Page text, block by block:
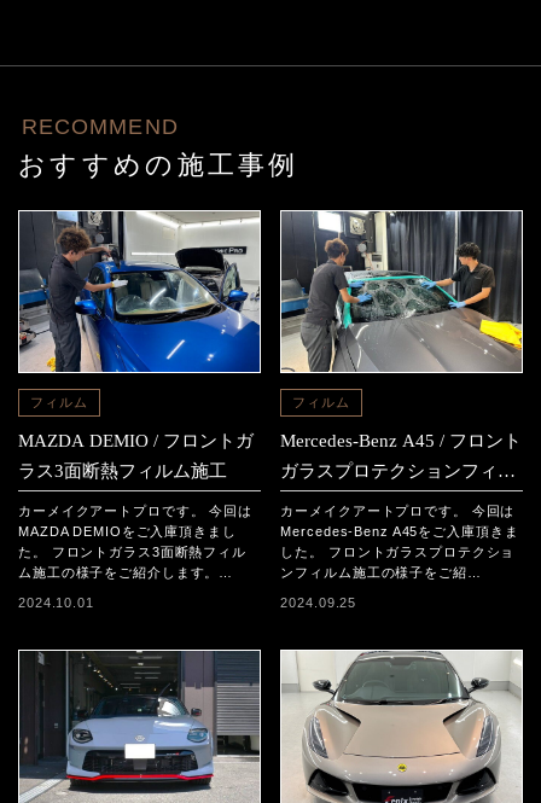
RECOMMEND
おすすめの施工事例
フィルム
MAZDA DEMIO / フロントガ
ラス3面断熱フィルム施工
カーメイクアートプロです。 今回は
MAZDA DEMIOをご入庫頂きまし
た。 フロントガラス3面断熱フィル
ム施工の様子をご紹介します。…
2024.10.01
フィルム
Mercedes-Benz A45 / フロント
ガラスプロテクションフィル
カーメイクアートプロです。 今回は
Mercedes-Benz A45をご入庫頂きま
した。 フロントガラスプロテクショ
ンフィルム施工の様子をご紹…
2024.09.25